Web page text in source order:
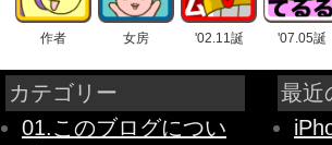
作者 女房 '02.11誕 '07.05誕
カテゴリー
01.このブログについ
最近